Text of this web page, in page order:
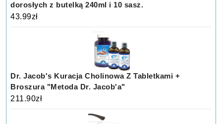
dorosłych z butelką 240ml i 10 sasz.
43.99zł
Dr. Jacob's Kuracja Cholinowa Z Tabletkami +
Broszura "Metoda Dr. Jacob'a"
211.90zł